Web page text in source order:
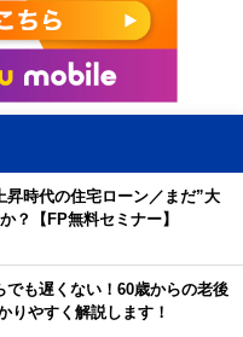
昇時代の住宅ローン／まだ”大
？【FP無料セミナー】
でも遅くない！60歳からの老後
りやすく解説します！